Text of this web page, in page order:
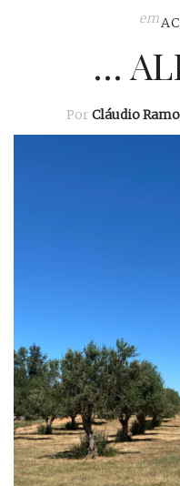
em
…
Por Cláudio